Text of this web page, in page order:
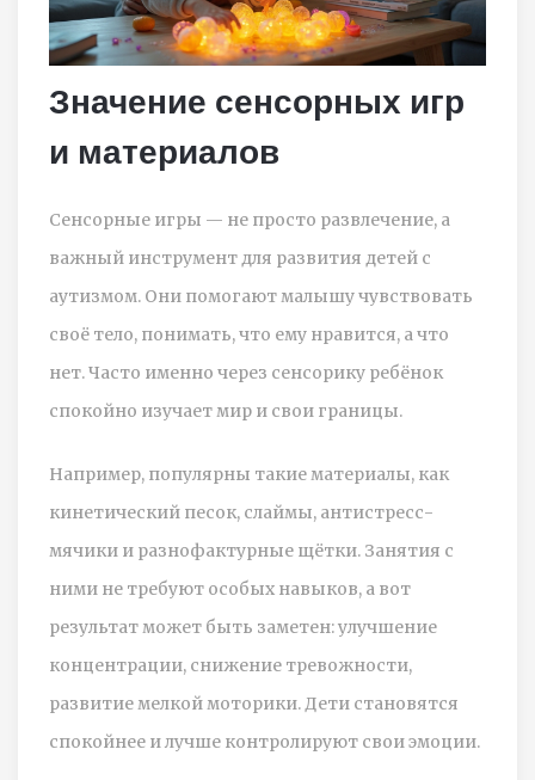
Значение сенсорных игр
и материалов
Сенсорные игры — не просто развлечение, а
важный инструмент для развития детей с
аутизмом. Они помогают малышу чувствовать
своё тело, понимать, что ему нравится, а что
нет. Часто именно через сенсорику ребёнок
спокойно изучает мир и свои границы.
Например, популярны такие материалы, как
кинетический песок, слаймы, антистресс-
мячики и разнофактурные щётки. Занятия с
ними не требуют особых навыков, а вот
результат может быть заметен: улучшение
концентрации, снижение тревожности,
развитие мелкой моторики. Дети становятся
спокойнее и лучше контролируют свои эмоции.